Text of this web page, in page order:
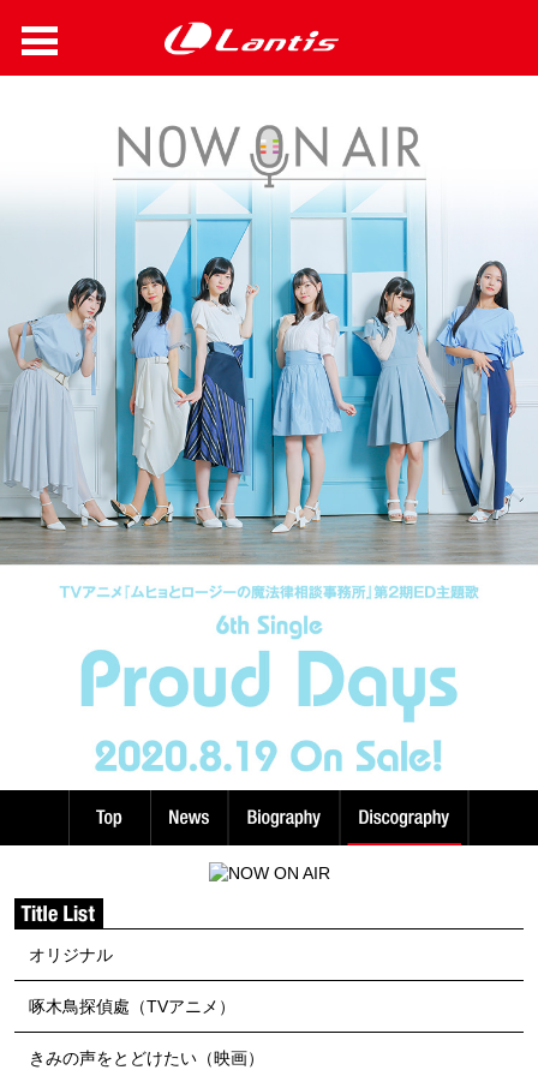
オリジナル
啄木鳥探偵處（TVアニメ）
きみの声をとどけたい（映画）